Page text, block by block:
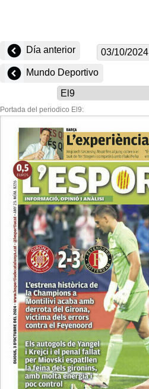
Día anterior
Mundo Deportivo
Portada del periodico El9: